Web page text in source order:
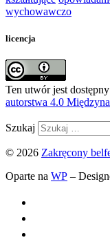
wychowawczo
licencja
Ten utwór jest
autorstwa 4.0
Szukaj
© 2026 Zakręcony
Oparte na WP –